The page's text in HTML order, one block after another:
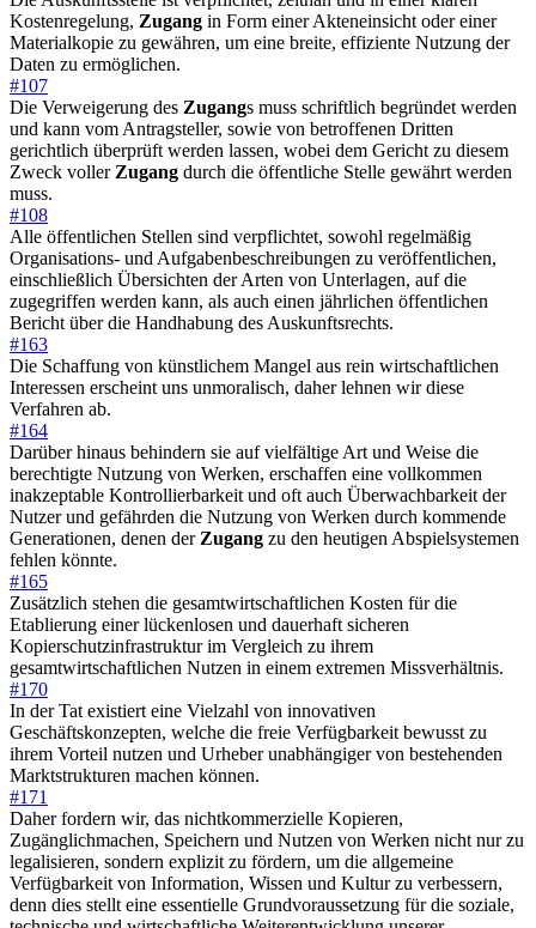
Kostenregelung, Zugang in Form einer Akteneinsicht oder einer
Materialkopie zu gewähren, um eine breite, effiziente Nutzung der
Daten zu ermöglichen.
#107
Die Verweigerung des Zugangs muss schriftlich begründet werden
und kann vom Antragsteller, sowie von betroffenen Dritten
gerichtlich überprüft werden lassen, wobei dem Gericht zu diesem
Zweck voller Zugang durch die öffentliche Stelle gewährt werden
muss.
#108
Alle öffentlichen Stellen sind verpflichtet, sowohl regelmäßig
Organisations- und Aufgabenbeschreibungen zu veröffentlichen,
einschließlich Übersichten der Arten von Unterlagen, auf die
zugegriffen werden kann, als auch einen jährlichen öffentlichen
Bericht über die Handhabung des Auskunftsrechts.
#163
Die Schaffung von künstlichem Mangel aus rein wirtschaftlichen
Interessen erscheint uns unmoralisch, daher lehnen wir diese
Verfahren ab.
#164
Darüber hinaus behindern sie auf vielfältige Art und Weise die
berechtigte Nutzung von Werken, erschaffen eine vollkommen
inakzeptable Kontrollierbarkeit und oft auch Überwachbarkeit der
Nutzer und gefährden die Nutzung von Werken durch kommende
Generationen, denen der Zugang zu den heutigen Abspielsystemen
fehlen könnte.
#165
Zusätzlich stehen die gesamtwirtschaftlichen Kosten für die
Etablierung einer lückenlosen und dauerhaft sicheren
Kopierschutzinfrastruktur im Vergleich zu ihrem
gesamtwirtschaftlichen Nutzen in einem extremen Missverhältnis.
#170
In der Tat existiert eine Vielzahl von innovativen
Geschäftskonzepten, welche die freie Verfügbarkeit bewusst zu
ihrem Vorteil nutzen und Urheber unabhängiger von bestehenden
Marktstrukturen machen können.
#171
Daher fordern wir, das nichtkommerzielle Kopieren,
Zugänglichmachen, Speichern und Nutzen von Werken nicht nur zu
legalisieren, sondern explizit zu fördern, um die allgemeine
Verfügbarkeit von Information, Wissen und Kultur zu verbessern,
denn dies stellt eine essentielle Grundvoraussetzung für die soziale,